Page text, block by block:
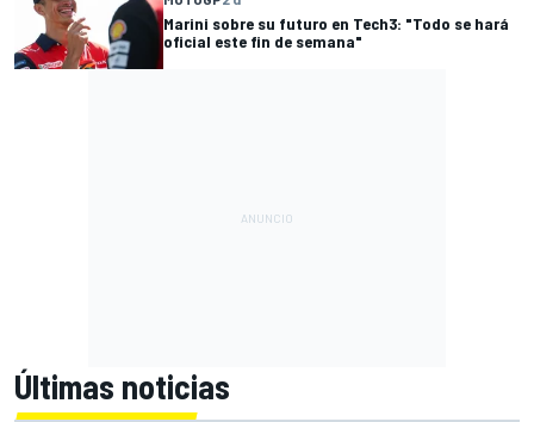
Marini sobre su futuro en Tech3: "Todo se hará
oficial este fin de semana"
Últimas noticias